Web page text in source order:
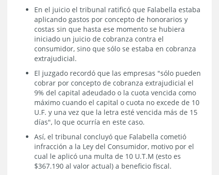
En el juicio el tribunal ratificó que Falabella estaba
aplicando gastos por concepto de honorarios y
costas sin que hasta ese momento se hubiera
iniciado un juicio de cobranza contra el
consumidor, sino que sólo se estaba en cobranza
extrajudicial.
El juzgado recordó que las empresas "sólo pueden
cobrar por concepto de cobranza extrajudicial el
9% del capital adeudado o la cuota vencida como
máximo cuando el capital o cuota no excede de 10
U.F. y una vez que la letra esté vencida más de 15
días", lo que ocurría en este caso.
Así, el tribunal concluyó que Falabella cometió
infracción a la Ley del Consumidor, motivo por el
cual le aplicó una multa de 10 U.T.M (esto es
$367.190 al valor actual) a beneficio fiscal.